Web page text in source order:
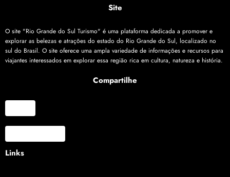
Site
O site "Rio Grande do Sul Turismo" é uma plataforma dedicada a promover e
explorar as belezas e atrações do estado do Rio Grande do Sul, localizado no
sul do Brasil. O site oferece uma ampla variedade de informações e recursos para
viajantes interessados em explorar essa região rica em cultura, natureza e história.
Compartilhe
Links